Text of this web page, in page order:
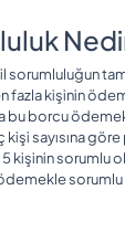
tam
fazla kişinin
bu borcu
sayısına
kişinin sorumlu
sorumlu